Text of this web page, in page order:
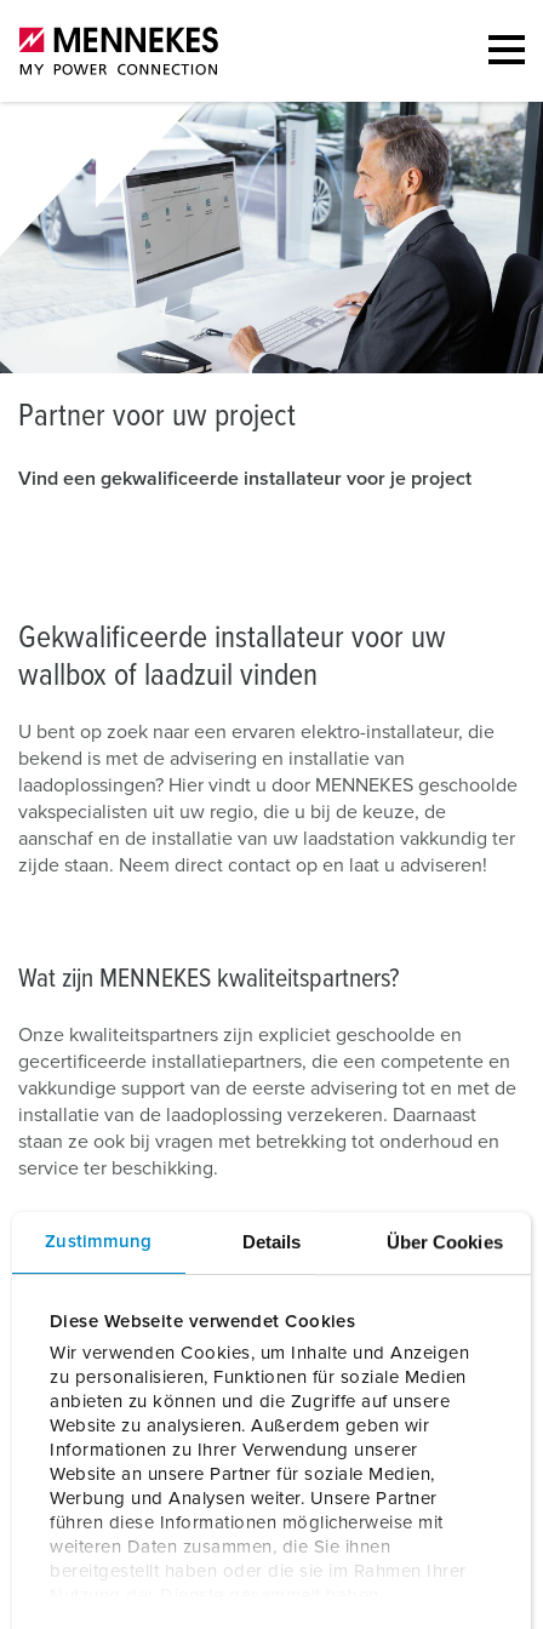
Zustimmung Details Über Cookies
Diese Webseite verwendet Cookies
Wir verwenden Cookies, um Inhalte und Anzeigen
zu personalisieren, Funktionen für soziale Medien
anbieten zu können und die Zugriffe auf unsere
Website zu analysieren. Außerdem geben wir
Informationen zu Ihrer Verwendung unserer
Website an unsere Partner für soziale Medien,
Werbung und Analysen weiter. Unsere Partner
führen diese Informationen möglicherweise mit
weiteren Daten zusammen, die Sie ihnen
bereitgestellt haben oder die sie im Rahmen Ihrer
Partner voor uw project
Vind een gekwalificeerde installateur voor je project
Gekwalificeerde installateur voor uw
wallbox of laadzuil vinden
U bent op zoek naar een ervaren elektro-installateur, die
bekend is met de advisering en installatie van
laadoplossingen? Hier vindt u door MENNEKES geschoolde
vakspecialisten uit uw regio, die u bij de keuze, de
aanschaf en de installatie van uw laadstation vakkundig ter
zijde staan. Neem direct contact op en laat u adviseren!
Wat zijn MENNEKES kwaliteitspartners?
Onze kwaliteitspartners zijn expliciet geschoolde en
gecertificeerde installatiepartners, die een competente en
vakkundige support van de eerste advisering tot en met de
installatie van de laadoplossing verzekeren. Daarnaast
staan ze ook bij vragen met betrekking tot onderhoud en
service ter beschikking.
Partner
Toon Opgeleide elektriciens